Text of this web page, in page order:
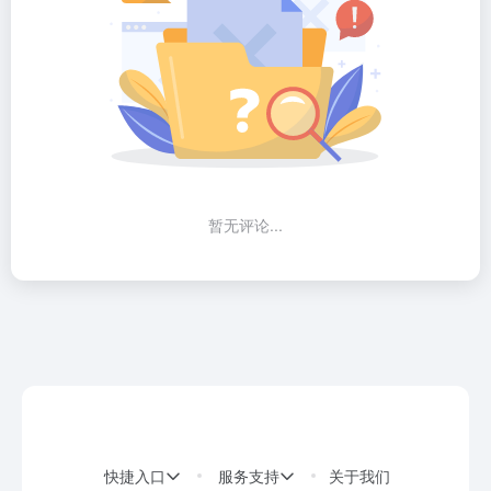
暂无评论...
快捷入口 服务支持 关于我们